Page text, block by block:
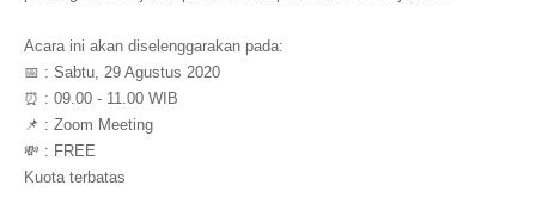
Acara ini akan diselenggarakan pada:
📅 : Sabtu, 29 Agustus 2020
⏰ : 09.00 - 11.00 WIB
📌 : Zoom Meeting
💸 : FREE
Kuota terbatas